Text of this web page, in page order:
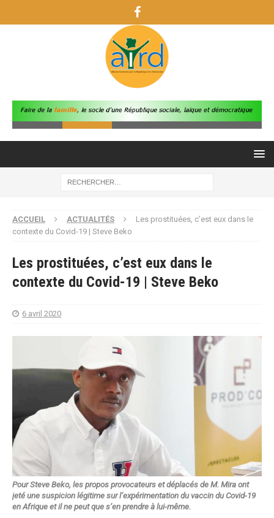
ACCUEIL ACTUALITÉS
Les prostituées, c’est eux dans le
contexte du Covid-19 | Steve Beko
Les prostituées, c’est eux dans le
contexte du Covid-19 | Steve Beko
6 avril 2020
Pour Steve Beko, les propos provocateurs et déplacés de M. Mira ont
jeté une suspicion légitime sur l’expérimentation du vaccin du Covid-19
en Afrique et il ne peut que s’en prendre à lui-même.